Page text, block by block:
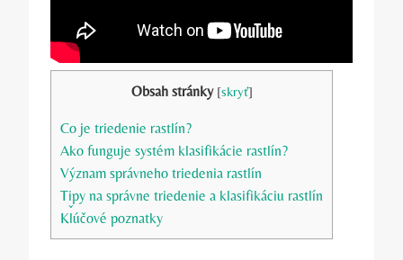
Obsah stránky [skryť]
Co je triedenie rastlín?
Ako funguje systém klasifikácie rastlín?
Význam správneho triedenia rastlín
Tipy na správne triedenie a klasifikáciu rastlín
Kľúčové poznatky